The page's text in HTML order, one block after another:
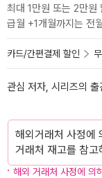
최대 1만원 또는 2만
급월 +1개월까지는 전
카드/간편결제 할인
관심 저자, 시리즈의
해외거래처 사정에
거래처 재고를 참고
해외 거래처 사정에 의